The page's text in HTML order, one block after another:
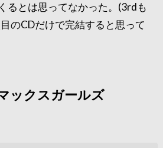
るとは思ってなかった。(3rdも
のCDだけで完結すると思って
ックスガールズ